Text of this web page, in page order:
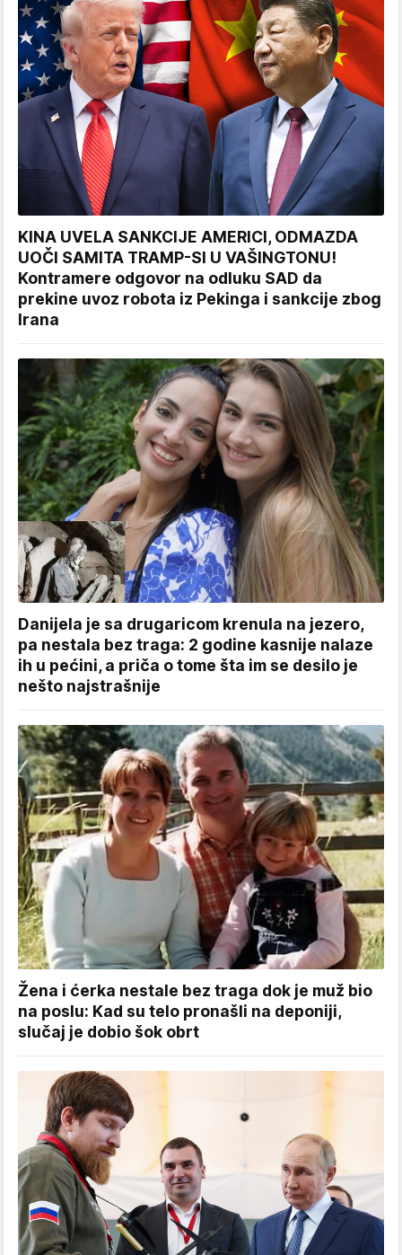
KINA UVELA SANKCIJE AMERICI, ODMAZDA
UOČI SAMITA TRAMP-SI U VAŠINGTONU!
Kontramere odgovor na odluku SAD da
prekine uvoz robota iz Pekinga i sankcije zbog
Irana
Danijela je sa drugaricom krenula na jezero,
pa nestala bez traga: 2 godine kasnije nalaze
ih u pećini, a priča o tome šta im se desilo je
nešto najstrašnije
Žena i ćerka nestale bez traga dok je muž bio
na poslu: Kad su telo pronašli na deponiji,
slučaj je dobio šok obrt